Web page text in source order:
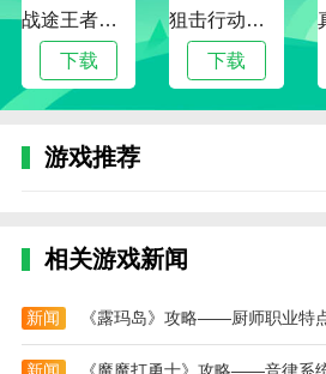
台，通过宙星圈，用户可以查看
势、匹配度等信息，并通过星座
星圈还提供了星座翻牌功能，让
友和聊天，界面简洁清晰，操作
提升稳定性
新增功能
战途王者最新版
下载
狙击行动代号猎鹰最新版
下载
游戏推荐
相关游戏新闻
新闻 《露玛岛》攻略——厨师职业特